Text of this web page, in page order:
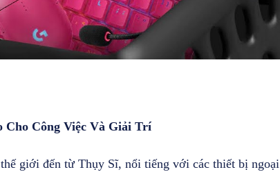
Cho Công Việc Và Giải Trí
giới đến từ Thụy Sĩ, nổi tiếng với các thiết bị ngoại